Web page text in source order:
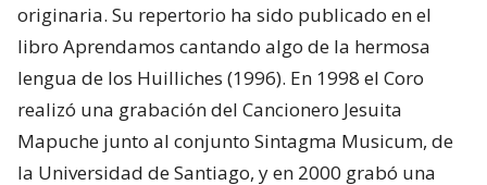
originaria. Su repertorio ha sido publicado en el
libro Aprendamos cantando algo de la hermosa
lengua de los Huilliches (1996). En 1998 el Coro
realizó una grabación del Cancionero Jesuita
Mapuche junto al conjunto Sintagma Musicum, de
la Universidad de Santiago, y en 2000 grabó una